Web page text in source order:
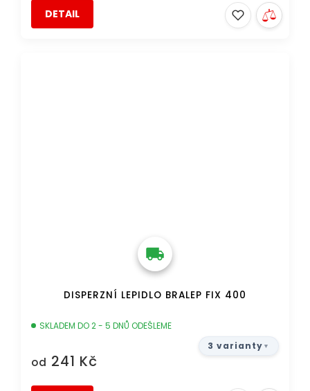
DETAIL
DISPERZNÍ LEPIDLO BRALEP FIX 400
SKLADEM DO 2 - 5 DNŮ ODEŠLEME
od 241 Kč
3 varianty